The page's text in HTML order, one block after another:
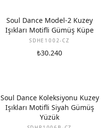
Soul Dance Model-2 Kuzey
Işıkları Motifli Gümüş Küpe
SDHE1002-CZ
₺30.240
Soul Dance Koleksiyonu Kuzey
Işıkları Motifli Siyah Gümüş
Yüzük